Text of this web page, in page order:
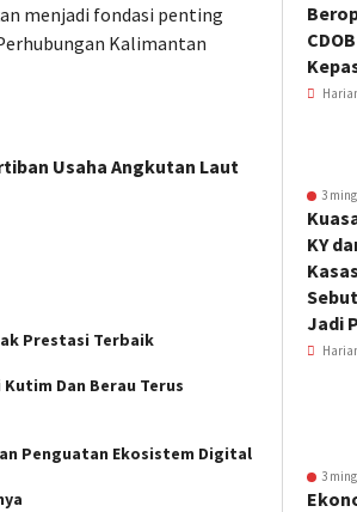
menjadi fondasi penting
Kalimantan
Usaha Angkutan Laut
Prestasi Terbaik
Dan Berau Terus
Penguatan Ekosistem Digital
3
KY
Jadi
3